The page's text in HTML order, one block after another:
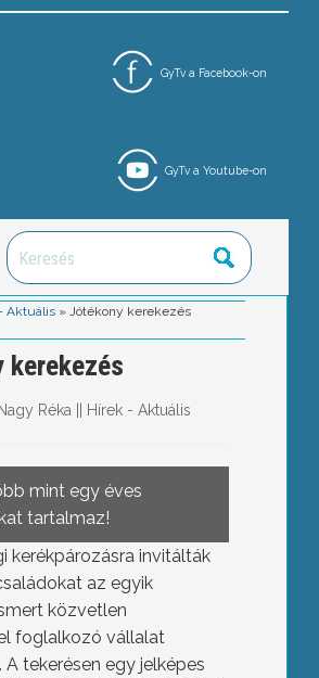
GyTv a Facebook-on
GyTv a Youtube-on
Aktuális »Jótékony kerekezés
kerekezés
Nagy Réka Hírek - Aktuális
mint egy éves
tartalmaz!
kerékpározásra invitálták
az egyik
közvetlen
foglalkozó vállalat
A tekerésen egy jelképes